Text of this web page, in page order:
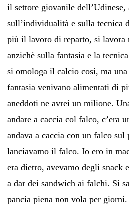
il settore giovanile dell’Udinese,
sull’individualità e sulla tecnica
più il lavoro di reparto, si lavora
anzichè sulla fantasia e la
si omologa il calcio così, ma
fantasia venivano alimentati di
aneddoti ne avrei un milione.
andare a caccia col falco, c’era
andava a caccia con un falco sul
lanciavamo il falco. Io ero in
era dietro, avevamo degli snack
a dar dei sandwich ai falchi. Si
pancia piena non vola per